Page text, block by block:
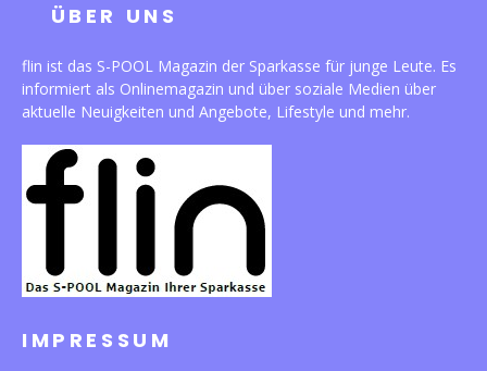
ÜBER UNS
flin ist das S-POOL Magazin der Sparkasse für junge Leute. Es
informiert als Onlinemagazin und über soziale Medien über
aktuelle Neuigkeiten und Angebote, Lifestyle und mehr.
IMPRESSUM